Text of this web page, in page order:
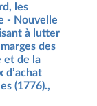
les
- Nouvelle
à lutter
des
et de la
d’achat
(1776).,